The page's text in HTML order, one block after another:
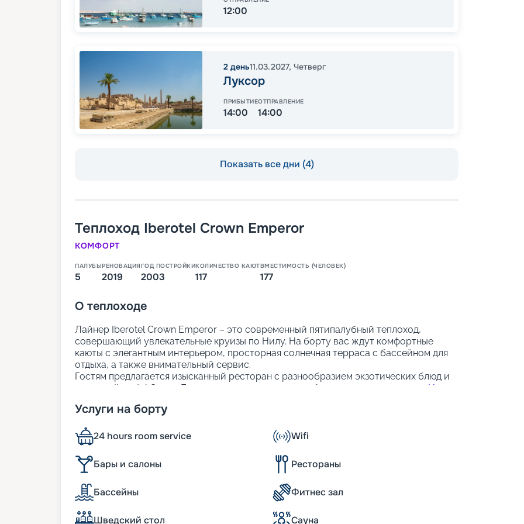
12:00
2 день11.03.2027, Четверг
Луксор
ПРИБЫТИЕ
14:00
ОТПРАВЛЕНИЕ
14:00
Показать все дни (4)
Теплоход Iberotel Crown Emperor
КОМФОРТ
ПАЛУБЫ
5
РЕНОВАЦИЯ
2019
ГОД ПОСТРОЙКИ
2003
КОЛИЧЕСТВО КАЮТ
117
ВМЕСТИМОСТЬ (ЧЕЛОВЕК)
177
О теплоходе
Лайнер Iberotel Crown Emperor – это современный пятипалубный теплоход,
совершающий увлекательные круизы по Нилу. На борту вас ждут комфортные
каюты с элегантным интерьером, просторная солнечная терраса с бассейном для
отдыха, а также внимательный сервис.
Гостям предлагается изысканный ресторан с разнообразием экзотических блюд и
закусок. Iberotel Crown Emperor создан для того, чтобы ваше путешествие
по Нилу
Размещение
размещением. В каждой каюте есть мини-бар и спутниковое телевидение, чтобы
отдых в номере был максимально комфортным.
Питание
Услуги на борту
24 hours room service Wifi
Бары и салоны Рестораны
Бассейны Фитнес зал
Шведский стол Сауна